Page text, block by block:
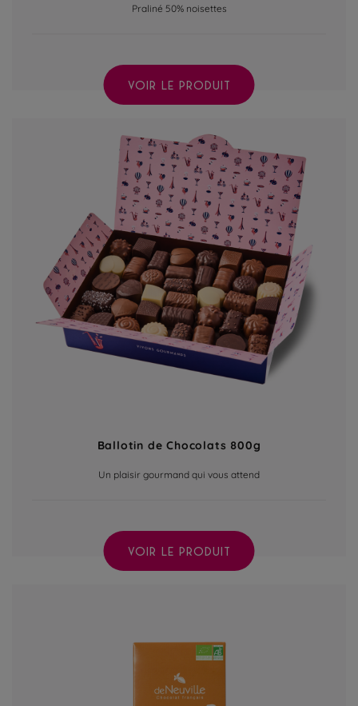
Praliné 50% noisettes
VOIR LE PRODUIT
Ballotin de Chocolats 800g
Un plaisir gourmand qui vous attend
VOIR LE PRODUIT